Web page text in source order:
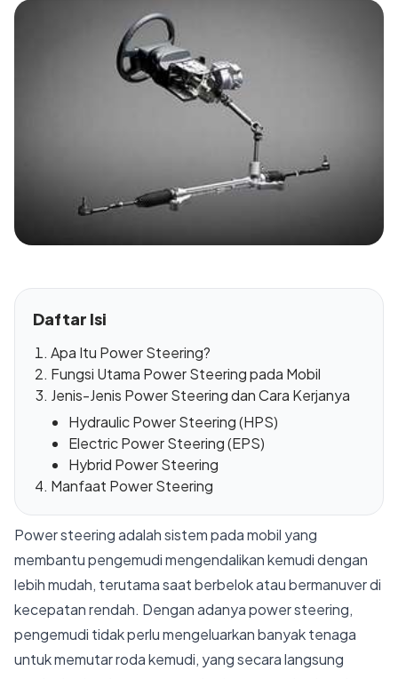
Daftar Isi
Apa Itu Power Steering?
Fungsi Utama Power Steering pada Mobil
Jenis-Jenis Power Steering dan Cara Kerjanya
Hydraulic Power Steering (HPS)
Electric Power Steering (EPS)
Hybrid Power Steering
Manfaat Power Steering
Power steering adalah sistem pada mobil yang
membantu pengemudi mengendalikan kemudi dengan
lebih mudah, terutama saat berbelok atau bermanuver di
kecepatan rendah. Dengan adanya power steering,
pengemudi tidak perlu mengeluarkan banyak tenaga
untuk memutar roda kemudi, yang secara langsung